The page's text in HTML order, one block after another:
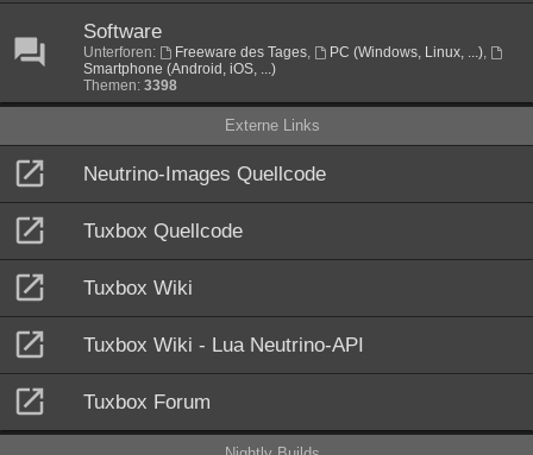
Software
Unterforen: Freeware des Tages, PC (Windows, Linux, ...),
Smartphone (Android, iOS, ...)
Themen: 3398
Externe Links
Neutrino-Images Quellcode
Tuxbox Quellcode
Tuxbox Wiki
Tuxbox Wiki - Lua Neutrino-API
Tuxbox Forum